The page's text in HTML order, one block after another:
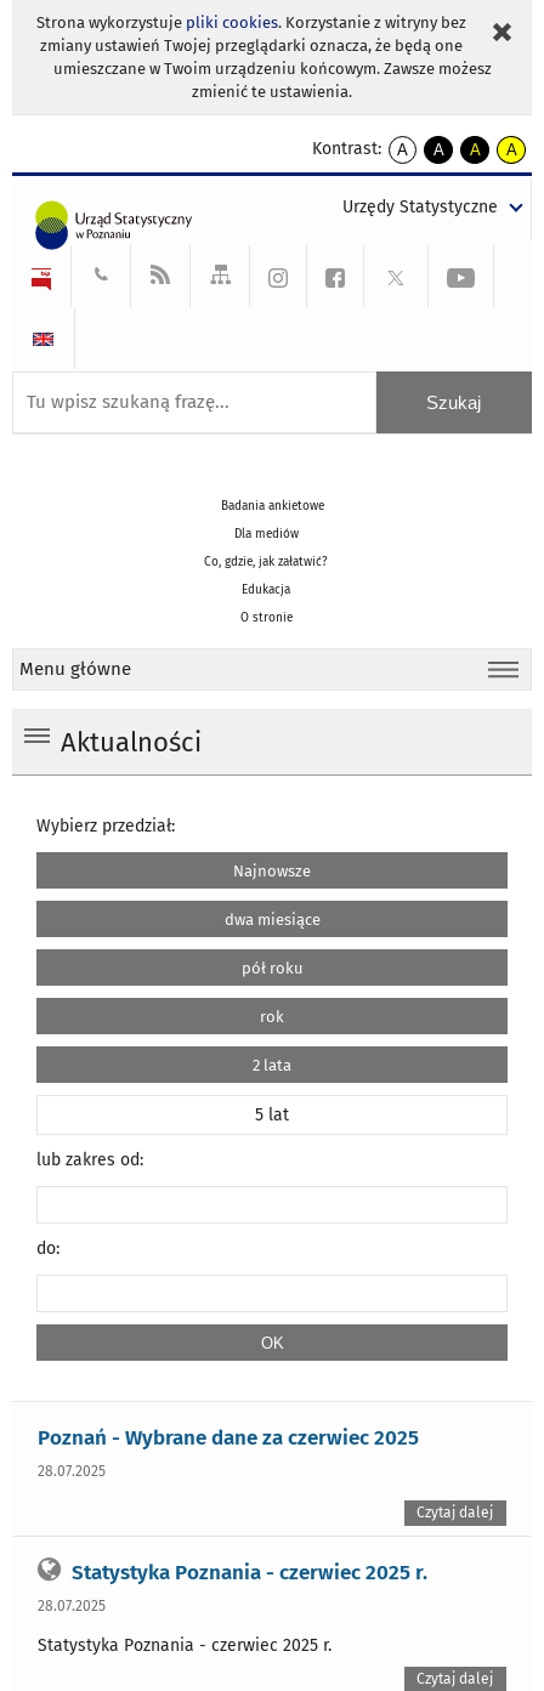
Strona wykorzystuje pliki cookies. Korzystanie z witryny bez
zmiany ustawień Twojej przeglądarki oznacza, że będą one
umieszczane w Twoim urządzeniu końcowym. Zawsze możesz
zmienić te ustawienia.
Kontrast:
A
kontrast
A
kontrast
tekst
czarnym
A
kontrast
tekst
czarnym
A
tekst
żółtym
Urzędy Statystyczne
Badania ankietowe
Dla mediów
Co, gdzie, jak załatwić?
Edukacja
O stronie
Menu główne
Aktualności
Wybierz przedział:
Najnowsze
dwa miesiące
pół roku
rok
2 lata
5 lat
lub zakres od:
do:
Poznań - Wybrane dane za czerwiec 2025
28.07.2025
Czytaj dalej
Statystyka Poznania - czerwiec 2025 r.
28.07.2025
Statystyka Poznania - czerwiec 2025 r.
Czytaj dalej